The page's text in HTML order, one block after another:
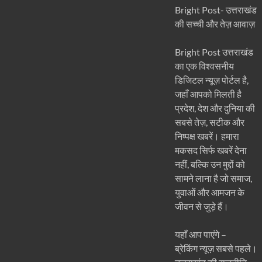
Bright Post- उत्तराखंड
की सच्ची और तेज़ आवाज़
Bright Post उत्तराखंड
का एक विश्वसनीय
डिजिटल न्यूज़ पोर्टल है,
जहाँ आपको मिलती है
प्रदेश, देश और दुनिया की
सबसे तेज़, सटीक और
निष्पक्ष खबरें। हमारा
मकसद सिर्फ खबरें देना
नहीं, बल्कि उन मुद्दों को
सामने लाना है जो समाज,
युवाओं और आमजन के
जीवन से जुड़े हैं।
यहाँ आप पाएंगे –
ब्रेकिंग न्यूज़ सबसे पहले।